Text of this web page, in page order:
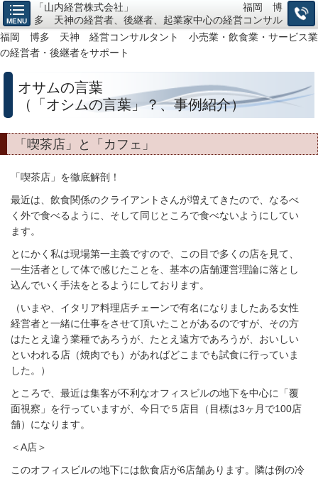
福岡 博多 天神 経営コンサルタント 小売業・飲食業・サービス業
の経営者・後継者をサポート
MENU
「山内経営株式会社」 福岡 博
多 天神の経営者、後継者、起業家中心の経営コンサル
タント、小売・飲食・サービス業の「経営戦略構築」か
ら「仕組作り」までお任せ下さい。
オサムの言葉
（「オシムの言葉」？、事例紹介）
「喫茶店」と「カフェ」
「喫茶店」を徹底解剖！
最近は、飲食関係のクライアントさんが増えてきたので、なるべ
く外で食べるように、そして同じところで食べないようにしてい
ます。
とにかく私は現場第一主義ですので、この目で多くの店を見て、
一生活者として体で感じたことを、基本の店舗運営理論に落とし
込んでいく手法をとるようにしております。
（いまや、イタリア料理店チェーンで有名になりましたある女性
経営者と一緒に仕事をさせて頂いたことがあるのですが、その方
はたとえ違う業種であろうが、たとえ遠方であろうが、おいしい
といわれる店（焼肉でも）があればどこまでも試食に行っていま
した。）
ところで、最近は集客が不利なオフィスビルの地下を中心に「覆
面視察」を行っていますが、今日で５店目（目標は3ヶ月で100店
舗）になります。
＜A店＞
このオフィスビルの地下には飲食店が6店舗あります。隣は例の冷